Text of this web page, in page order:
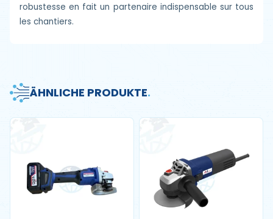
robustesse en fait un partenaire indispensable sur tous
les chantiers.
ÄHNLICHE PRODUKTE.